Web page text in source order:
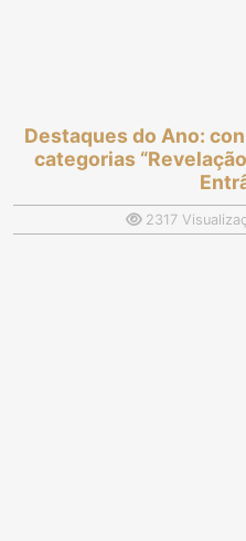
Destaques do Ano:
categorias
2317